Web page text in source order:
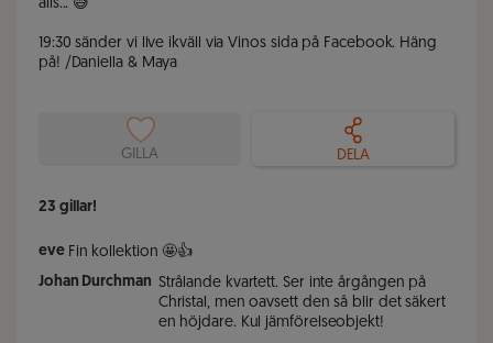
alls... 😅
19:30 sänder vi live ikväll via Vinos sida på Facebook. Häng
på! /Daniella & Maya
GILLA DELA
23 gillar!
eve Fin kollektion 🤩👍
Johan Durchman Strålande kvartett. Ser inte årgången på
Christal, men oavsett den så blir det säkert
en höjdare. Kul jämförelseobjekt!